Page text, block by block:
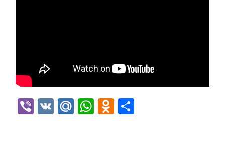
Viber
VK Mail.Ru
WhatsApp
Odnoklassniki